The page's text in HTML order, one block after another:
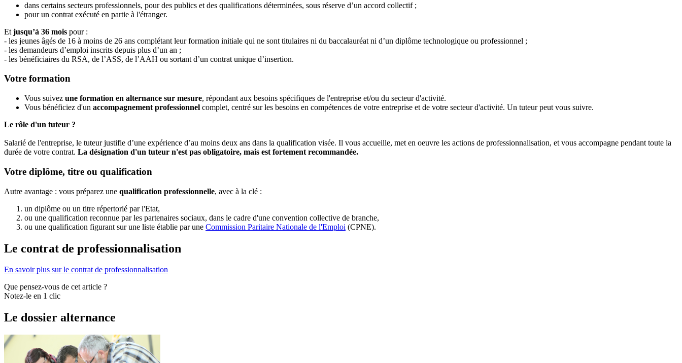
dans certains secteurs professionnels, pour des publics et des qualifications déterminées, sous réserve d’un accord collectif ;
pour un contrat exécuté en partie à l'étranger.
Et jusqu’à 36 mois pour :
- les jeunes âgés de 16 à moins de 26 ans complétant leur formation initiale qui ne sont titulaires ni du baccalauréat ni d’un diplôme technologique ou professionnel ;
- les demandeurs d’emploi inscrits depuis plus d’un an ;
- les bénéficiaires du RSA, de l’ASS, de l’AAH ou sortant d’un contrat unique d’insertion.
Votre formation
Vous suivez une formation en alternance sur mesure, répondant aux besoins spécifiques de l'entreprise et/ou du secteur d'activité.
Vous bénéficiez d'un accompagnement professionnel complet, centré sur les besoins en compétences de votre entreprise et de votre secteur d'activité. Un tuteur peut vous suivre.
Le rôle d'un tuteur ?
Salarié de l'entreprise, le tuteur justifie d’une expérience d’au moins deux ans dans la qualification visée. Il vous accueille, met en oeuvre les actions de professionnalisation, et vous accompagne pendant toute la
durée de votre contrat. La désignation d'un tuteur n'est pas obligatoire, mais est fortement recommandée.
Votre diplôme, titre ou qualification
Autre avantage : vous préparez une qualification professionnelle, avec à la clé :
un diplôme ou un titre répertorié par l'Etat,
ou une qualification reconnue par les partenaires sociaux, dans le cadre d'une convention collective de branche,
ou une qualification figurant sur une liste établie par une Commission Paritaire Nationale de l'Emploi (CPNE).
Le contrat de professionnalisation
En savoir plus sur le contrat de professionnalisation
Que pensez-vous de cet article ?
Notez-le en 1 clic
Le dossier alternance